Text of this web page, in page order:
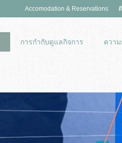
Accomodation & Reservations
การกำกับดูแลกิจการ ควา